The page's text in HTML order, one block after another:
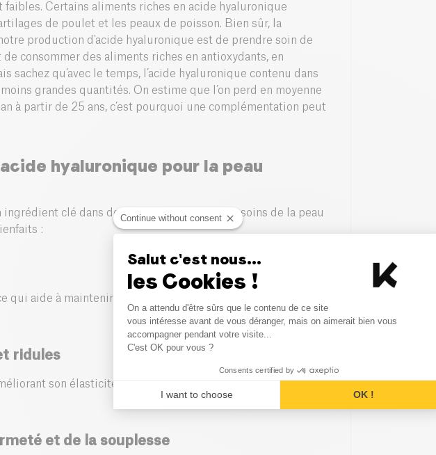
faibles. Certains aliments riches en acide hyaluronique
de poulet et les peaux de poisson. Bien sûr, la
production d'acide hyaluronique est de prendre soin de
consommer des aliments riches en antioxydants, en
sachez qu’avec le temps, l’acide hyaluronique contenu dans
grandes quantités. On estime que l’on perd en moyenne
à partir de 25 ans, c’est pourquoi une complémentation peut
hyaluronique pour la peau
ingrédient clé dans de nombreux produits de soins de la peau
:
qui aide à maintenir une hydratation optimale et à prévenir la
ridules
son élasticité, il peut réduire l'apparence des rides et
et de la souplesse
Continue without consent
Salut c'est nous...
les Cookies !
Consent Management
On a attendu d'être sûrs que le contenu de ce site
vous intéresse avant de vous déranger, mais on aimerait bien vous
accompagner pendant votre visite...
C'est OK pour vous ?
Consents certified by
I want to choose OK !
Axeptio consent